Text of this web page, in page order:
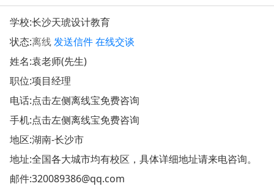
学校:长沙天琥设计教育
状态:离线发送信件在线交谈
姓名:袁老师(先生)
职位:项目经理
电话:点击左侧离线宝免费咨询
手机:点击左侧离线宝免费咨询
地区:湖南-长沙市
地址:全国各大城市均有校区，具体详细地址请来电咨询。
邮件:320089386@qq.com